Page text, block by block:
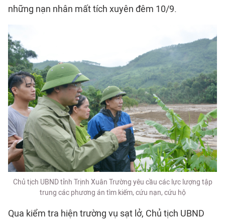
những nạn nhân mất tích xuyên đêm 10/9.
Chủ tịch UBND tỉnh Trịnh Xuân Trường yêu cầu các lực lượng tập
trung các phương án tìm kiếm, cứu nạn, cứu hộ
Qua kiểm tra hiện trường vụ sạt lở, Chủ tịch UBND